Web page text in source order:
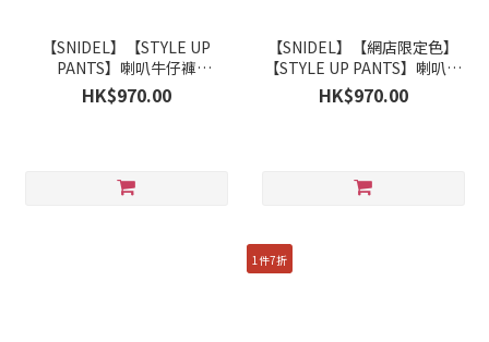
【SNIDEL】【STYLE UP
PANTS】喇叭牛仔褲
SWFP263320
HK$970.00
【SNIDEL】【網店限定色】
【STYLE UP PANTS】喇叭牛
仔褲 SWFP263320
HK$970.00
1件7折